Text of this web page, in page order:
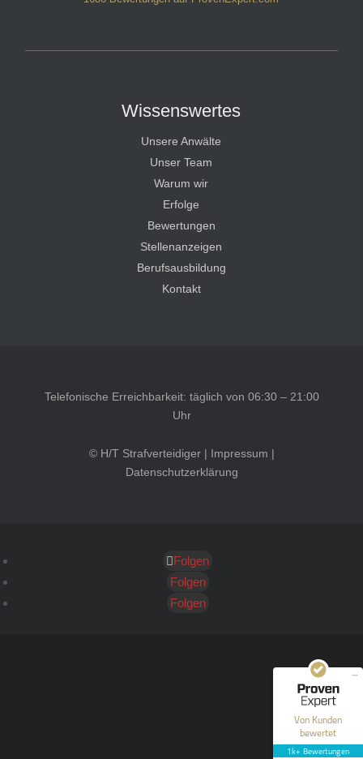
Wissenswertes
Unsere Anwälte
Unser Team
Warum wir
Erfolge
Bewertungen
Stellenanzeigen
Berufsausbildung
Kontakt
Telefonische Erreichbarkeit: täglich von 06:30 – 21:00
Uhr
© H/T Strafverteidiger | Impressum |
Datenschutzerklärung
Folgen
Folgen
Folgen
Von Kunden
bewertet
1k+ Bewertungen
Kundenbewertungen und Erfahrungen zu
SEHR GUT
40
Bewertungen auf
ProvenExpert.com